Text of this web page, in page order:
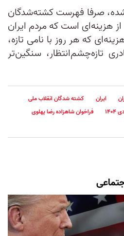
شده، صرفا فهرست کشته‌شدگان
هزینه‌ای است که مردم ایران
که هر روز با نامی تازه،
تازه‌چشم‌انتظار، سنگین‌تر
ایران
کشته شدگان انقلاب ملی
۱۴۰۴
فراخوان شاهزاده رضا پهلوی